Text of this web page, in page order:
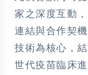
家之深度互動
連結與合作契
技術為核心，
世代疫苗臨床